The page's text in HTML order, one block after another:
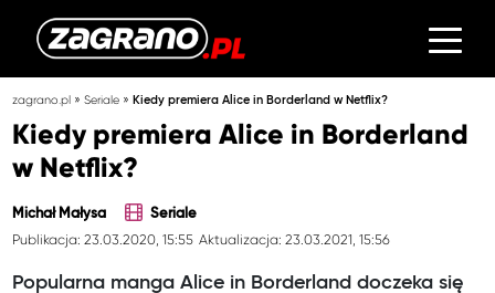
zagrano.pl »Seriale »Kiedy premiera Alice in Borderland w Netflix?
Kiedy premiera Alice in Borderland
w Netflix?
Michał Małysa Seriale
Publikacja: 23.03.2020, 15:55 Aktualizacja: 23.03.2021, 15:56
Popularna manga Alice in Borderland doczeka się